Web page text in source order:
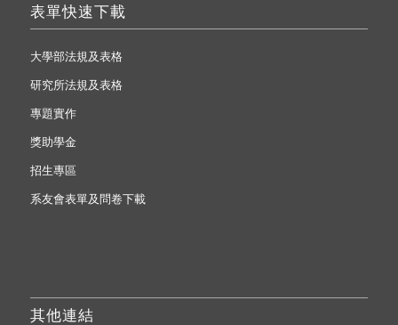
表單快速下載
大學部法規及表格
研究所法規及表格
專題實作
獎助學金
招生專區
系友會表單及問卷下載
其他連結